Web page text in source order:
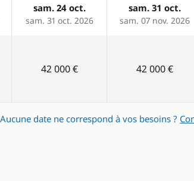
Dessalinisateur
Lave Linge
WC électrique
sam. 24 oct.
sam. 31 oct. 2026
sam. 31 oct.
sam. 07 nov. 2026
42 000 € 42 000 €
Aucune date ne correspond à vos besoins ?